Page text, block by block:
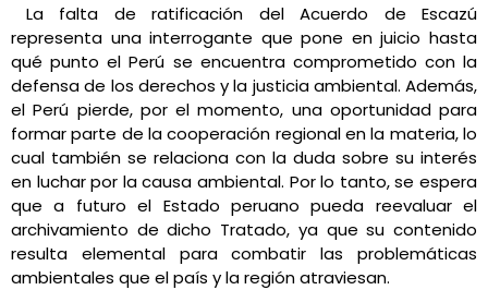
La falta de ratificación del Acuerdo de Escazú
representa una interrogante que pone en juicio hasta
qué punto el Perú se encuentra comprometido con la
defensa de los derechos y la justicia ambiental. Además,
el Perú pierde, por el momento, una oportunidad para
formar parte de la cooperación regional en la materia, lo
cual también se relaciona con la duda sobre su interés
en luchar por la causa ambiental. Por lo tanto, se espera
que a futuro el Estado peruano pueda reevaluar el
archivamiento de dicho Tratado, ya que su contenido
resulta elemental para combatir las problemáticas
ambientales que el país y la región atraviesan.